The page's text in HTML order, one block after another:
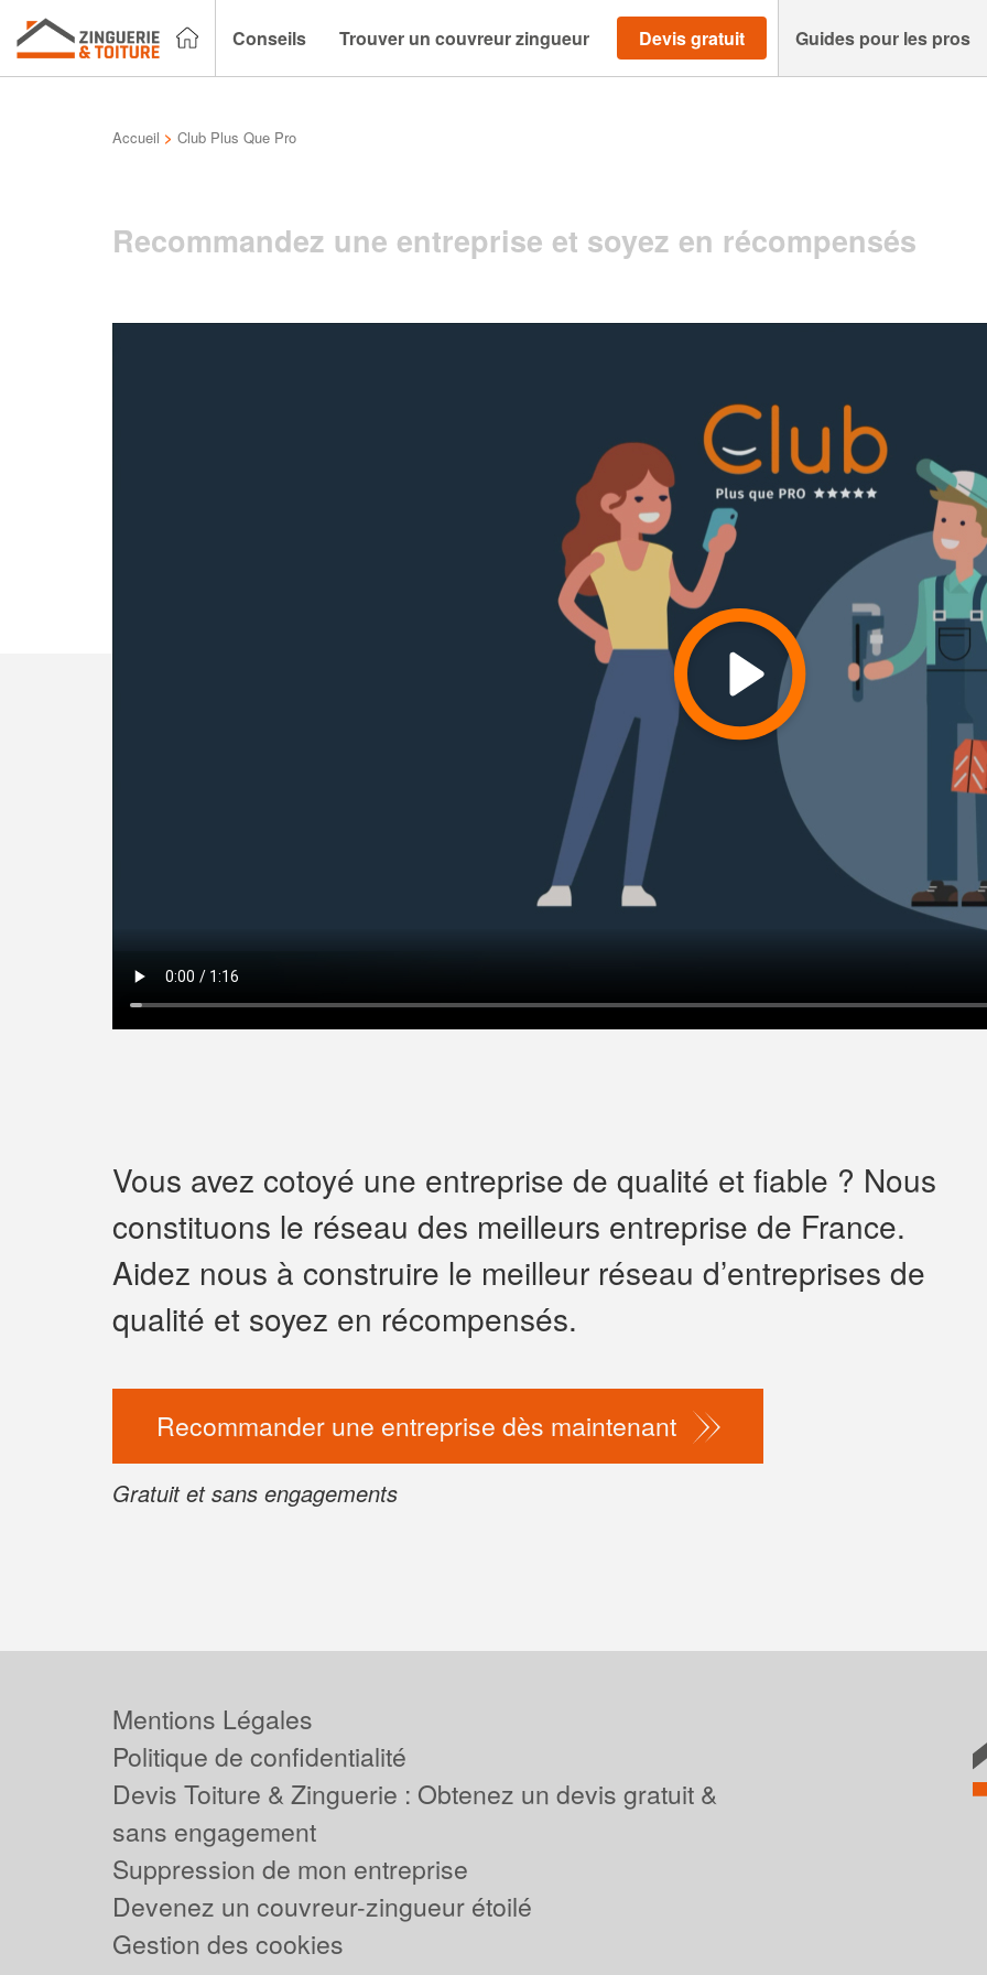
Conseils Trouver un couvreur zingueur Devis gratuit Guides pour les pros
Accueil > Club Plus Que Pro
Recommandez une entreprise et soyez en récompensés
Vous avez cotoyé une entreprise de qualité et fiable ? Nous
constituons le réseau des meilleurs entreprise de France.
Aidez nous à construire le meilleur réseau d’entreprises de
qualité et soyez en récompensés.
Recommander une entreprise dès maintenant
Gratuit et sans engagements
Mentions Légales
Politique de confidentialité
Devis Toiture & Zinguerie : Obtenez un devis gratuit &
sans engagement
Suppression de mon entreprise
Devenez un couvreur-zingueur étoilé
Gestion des cookies